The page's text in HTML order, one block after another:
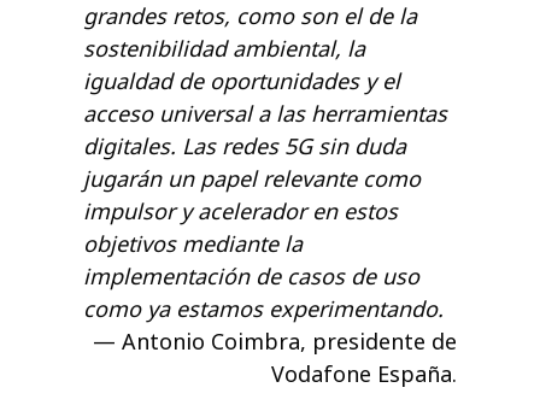
grandes retos, como son el de la
sostenibilidad ambiental, la
igualdad de oportunidades y el
acceso universal a las herramientas
digitales. Las redes 5G sin duda
jugarán un papel relevante como
impulsor y acelerador en estos
objetivos mediante la
implementación de casos de uso
como ya estamos experimentando.
Antonio Coimbra, presidente de
Vodafone España.